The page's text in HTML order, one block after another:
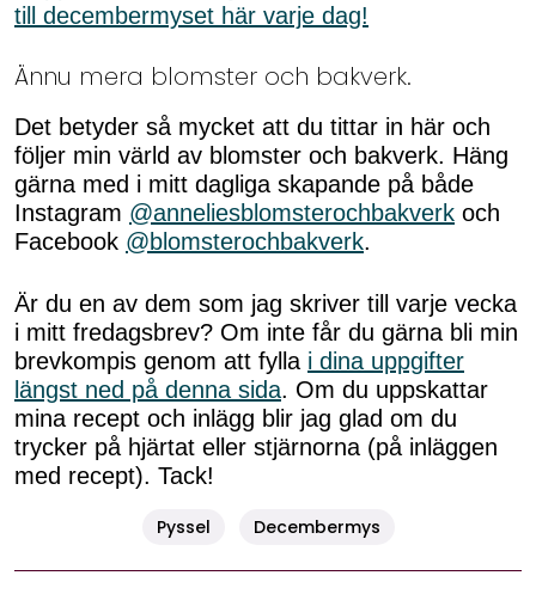
till decembermyset här varje dag!
Ännu mera blomster och bakverk.
Det betyder så mycket att du tittar in här och
följer min värld av blomster och bakverk. Häng
gärna med i mitt dagliga skapande på både
Instagram @anneliesblomsterochbakverk och
Facebook @blomsterochbakverk.
Är du en av dem som jag skriver till varje vecka
i mitt fredagsbrev? Om inte får du gärna bli min
brevkompis genom att fylla i dina uppgifter
längst ned på denna sida. Om du uppskattar
mina recept och inlägg blir jag glad om du
trycker på hjärtat eller stjärnorna (på inläggen
med recept). Tack!
Pyssel Decembermys